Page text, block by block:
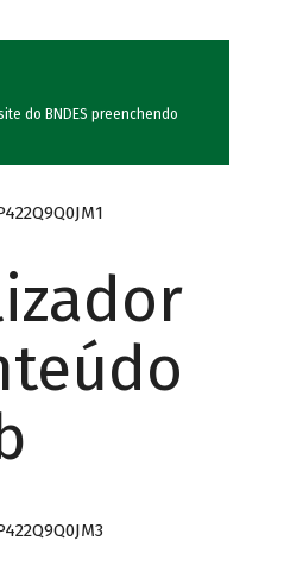
do BNDES preenchendo